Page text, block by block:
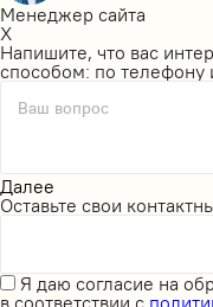
Менеджер сайта
X
Напишите, что вас
способом: по телефону
Ваш вопрос
Далее
Оставьте свои
Я даю согласие на
в соответствии с